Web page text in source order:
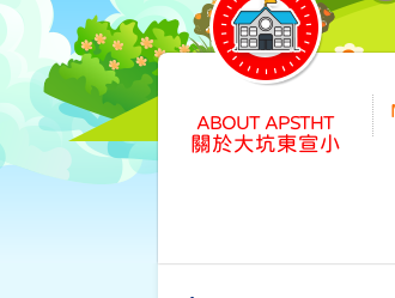
關於大坑東宣小